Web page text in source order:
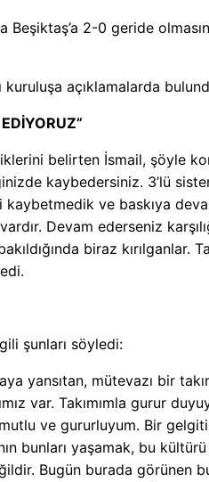
Beşiktaş’a 2-0 geride
kuruluşa açıklamalarda
belirten İsmail, şöyle
kaybedersiniz. 3’lü
ve baskıya
Devam ederseniz
biraz kırılganlar.
şunları söyledi:
yansıtan, mütevazı bir
var. Takımımla gurur
ve gururluyum. Bir
bunları yaşamak, bu
Bugün burada görünen